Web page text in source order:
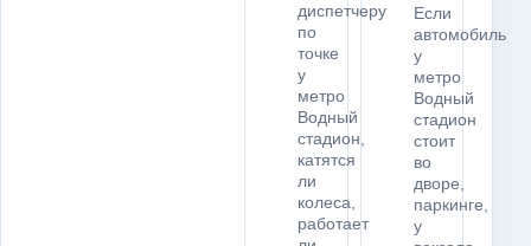
диспетчеру
по
точке
у
метро
Водный
стадион,
катятся
ли
колеса,
работает
Если
автомобиль
у
метро
Водный
стадион
стоит
во
дворе,
паркинге,
у